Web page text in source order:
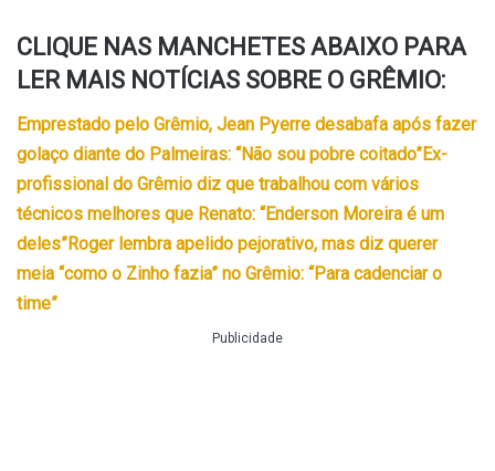
CLIQUE NAS MANCHETES ABAIXO PARA
LER MAIS NOTÍCIAS SOBRE O GRÊMIO:
Emprestado pelo Grêmio, Jean Pyerre desabafa após fazer
golaço diante do Palmeiras: “Não sou pobre coitado”Ex-
profissional do Grêmio diz que trabalhou com vários
técnicos melhores que Renato: “Enderson Moreira é um
deles”Roger lembra apelido pejorativo, mas diz querer
meia “como o Zinho fazia” no Grêmio: “Para cadenciar o
time”
Publicidade